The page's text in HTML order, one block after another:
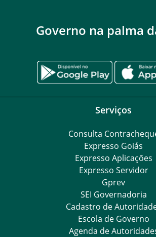
Governo na palma
Serviços
Consulta
Expresso Goiás
Expresso Aplicações
Expresso Servidor
Gprev
SEI Governadoria
Cadastro de
Escola de Governo
Agenda de